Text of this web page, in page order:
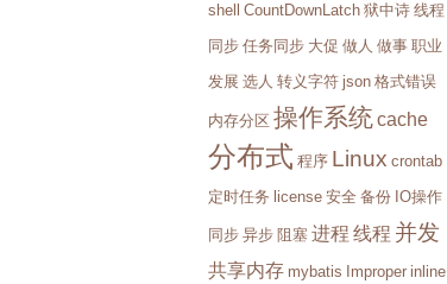
shell CountDownLatch 狱中诗 线程
同步 任务同步 大促 做人 做事 职业
发展 选人 转义字符 json 格式错误
内存分区 操作系统cache
分布式 程序 Linux crontab
定时任务 license 安全 备份 IO操作
同步 异步 阻塞 进程 线程 并发
共享内存 mybatis Improper inline